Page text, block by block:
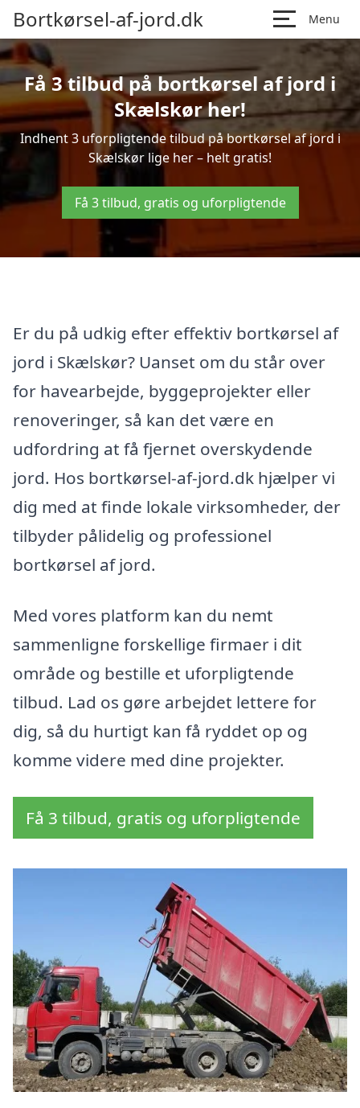
Bortkørsel-af-jord.dk Menu
Få 3 tilbud på bortkørsel af jord i
Skælskør her!
Indhent 3 uforpligtende tilbud på bortkørsel af jord i
Skælskør lige her – helt gratis!
Få 3 tilbud, gratis og uforpligtende
Er du på udkig efter effektiv bortkørsel af
jord i Skælskør? Uanset om du står over
for havearbejde, byggeprojekter eller
renoveringer, så kan det være en
udfordring at få fjernet overskydende
jord. Hos bortkørsel-af-jord.dk hjælper vi
dig med at finde lokale virksomheder, der
tilbyder pålidelig og professionel
bortkørsel af jord.
Med vores platform kan du nemt
sammenligne forskellige firmaer i dit
område og bestille et uforpligtende
tilbud. Lad os gøre arbejdet lettere for
dig, så du hurtigt kan få ryddet op og
komme videre med dine projekter.
Få 3 tilbud, gratis og uforpligtende